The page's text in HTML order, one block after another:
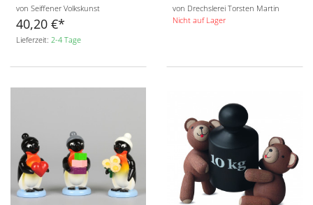
von Seiffener Volkskunst
40,20 €
Lieferzeit: 2-4 Tage
von Drechslerei Torsten Martin
Nicht auf Lager